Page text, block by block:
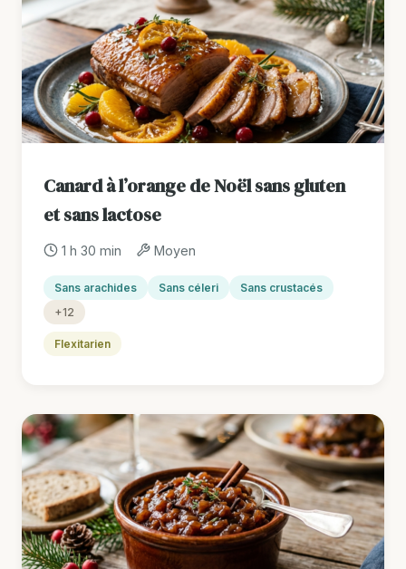
Canard à l’orange de Noël sans gluten
et sans lactose
1 h 30 min Moyen
Sans arachides Sans céleri
Sans crustacés
+12
Flexitarien